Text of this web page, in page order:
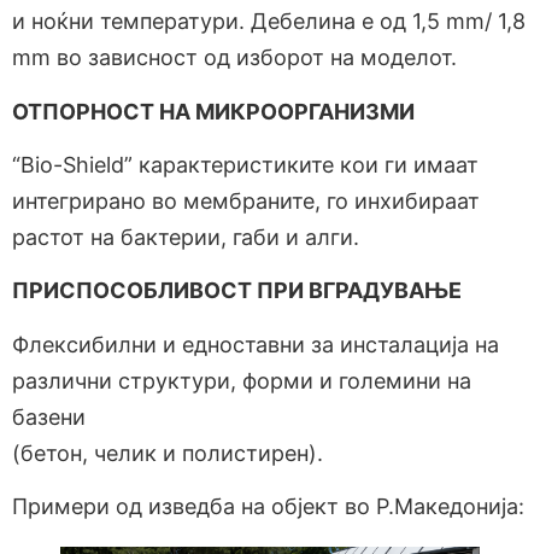
и ноќни температури. Дебелина е од 1,5 mm/ 1,8
mm во зависност од изборот на моделот.
ОТПОРНОСТ НА МИКРООРГАНИЗМИ
“Bio-Shield” карактеристиките кои ги имаат
интегрирано во мембраните, го инхибираат
растот на бактерии, габи и алги.
ПРИСПОСОБЛИВОСТ ПРИ ВГРАДУВАЊЕ
Флексибилни и едноставни за инсталација на
различни структури, форми и големини на
базени
(бетон, челик и полистирен).
Примери од изведба на објект во Р.Македонија: